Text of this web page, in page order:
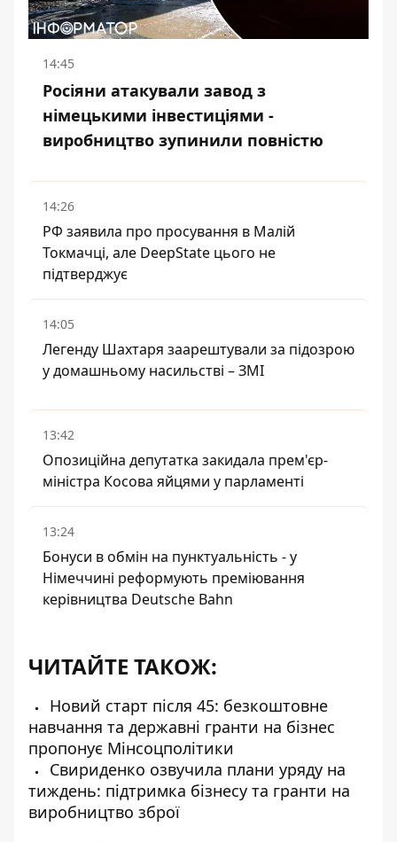
14:45
Росіяни атакували завод з
німецькими інвестиціями -
виробництво зупинили повністю
14:26
РФ заявила про просування в Малій
Токмачці, але DeepState цього не
підтверджує
14:05
Легенду Шахтаря заарештували за підозрою
у домашньому насильстві – ЗМІ
13:42
Опозиційна депутатка закидала прем'єр-
міністра Косова яйцями у парламенті
13:24
Бонуси в обмін на пунктуальність - у
Німеччині реформують преміювання
керівництва Deutsche Bahn
ЧИТАЙТЕ ТАКОЖ:
Новий старт після 45: безкоштовне
навчання та державні гранти на бізнес
пропонує Мінсоцполітики
Свириденко озвучила плани уряду на
тиждень: підтримка бізнесу та гранти на
виробництво зброї